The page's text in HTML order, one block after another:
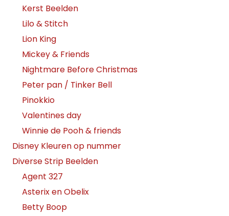
Kerst Beelden
Lilo & Stitch
Lion King
Mickey & Friends
Nightmare Before Christmas
Peter pan / Tinker Bell
Pinokkio
Valentines day
Winnie de Pooh & friends
Disney Kleuren op nummer
Diverse Strip Beelden
Agent 327
Asterix en Obelix
Betty Boop